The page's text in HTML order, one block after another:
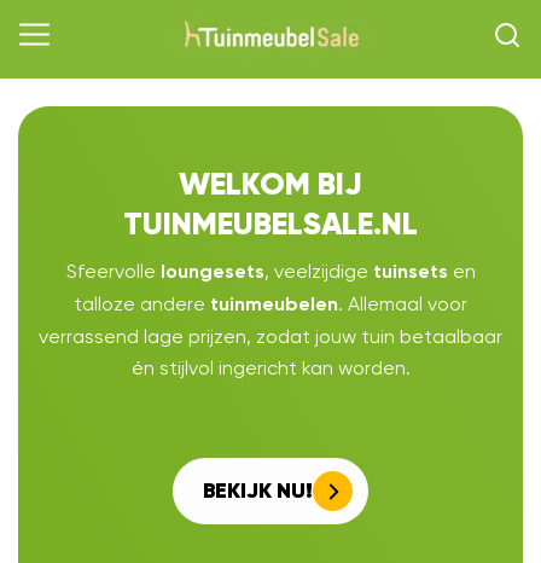
WELKOM BIJ
TUINMEUBELSALE.NL
Sfeervolle loungesets, veelzijdige tuinsets en
talloze andere tuinmeubelen. Allemaal voor
verrassend lage prijzen, zodat jouw tuin betaalbaar
én stijlvol ingericht kan worden.
BEKIJK NU!